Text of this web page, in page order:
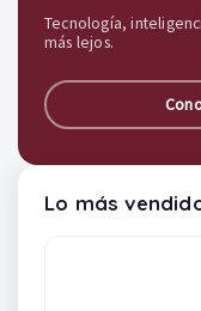
Tecnología,
más lejos.
Lo más